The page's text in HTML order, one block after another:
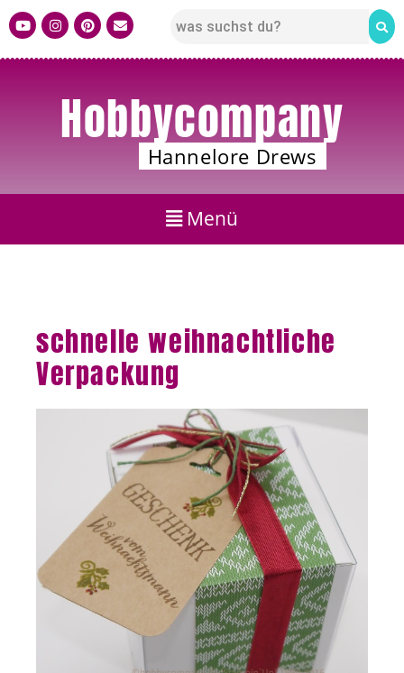
Hobbycompany
Hannelore Drews
schnelle weihnachtliche
Verpackung